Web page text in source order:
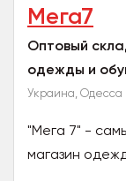
Мега7
Оптовый
одежды и
Украина, Одесса
"Мега 7" -
магазин